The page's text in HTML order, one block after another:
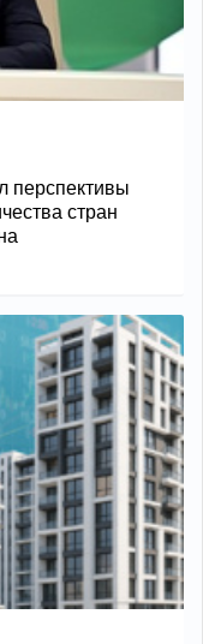
перспективы
стран